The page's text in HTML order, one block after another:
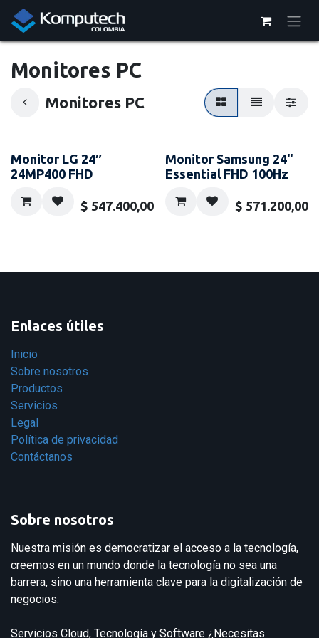
Ir al contenido
Monitores PC
Monitores PC
Monitor LG 24″
24MP400 FHD
$ 547.400,00
Monitor Samsung 24"
Essential FHD 100Hz
$ 571.200,00
Enlaces útiles
Inicio
Sobre nosotros
Productos
Servicios
Legal
Política de privacidad
Contáctanos
Sobre nosotros
Nuestra misión es democratizar el acceso a la tecnología,
creemos en un mundo donde la tecnología no sea una
barrera, sino una herramienta clave para la digitalización de
negocios.
Servicios Cloud, Tecnología y Software ¿Necesitas